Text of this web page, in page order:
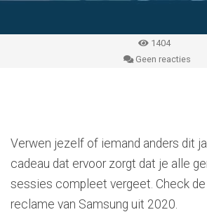
1404
Geen reacties
Verwen jezelf of iemand anders dit
cadeau dat ervoor zorgt dat je alle
sessies compleet vergeet. Check
reclame van Samsung uit 2020.